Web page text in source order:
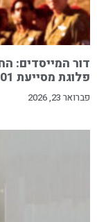
דור המייסדים:
פלוגת מסייעת 101
פברואר 23, 2026